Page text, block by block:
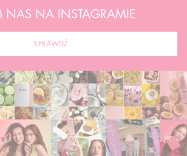
NAS NA INSTAGRAMIE
SPRAWDŹ